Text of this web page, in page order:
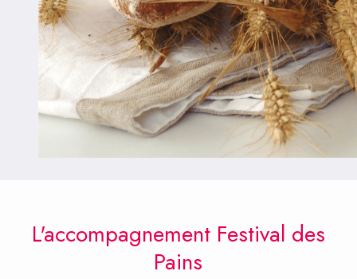
L'accompagnement Festival des
Pains